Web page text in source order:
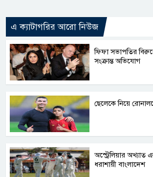
এ ক্যাটাগরির আরো নিউজ
ফিফা সভাপতির
সংক্রান্ত অভিযোগ
ছেলেকে নিয়ে
অস্ট্রেলিয়ার অখ্যাত
ধরাশায়ী বাংলাদেশ